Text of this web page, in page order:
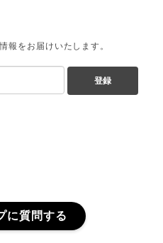
報をお届けいたします。
登録
に質問する